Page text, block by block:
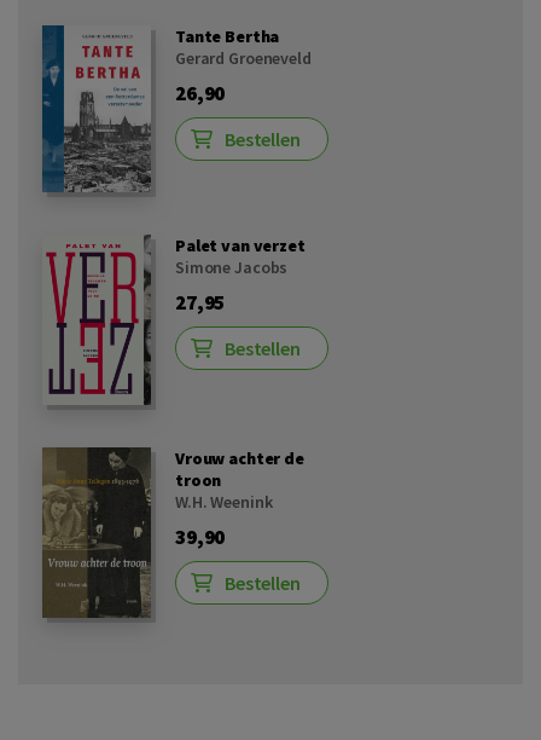
Tante Bertha
Gerard Groeneveld
26,90
Bestellen
Palet van verzet
Simone Jacobs
27,95
Bestellen
Vrouw achter de
troon
W.H. Weenink
39,90
Bestellen